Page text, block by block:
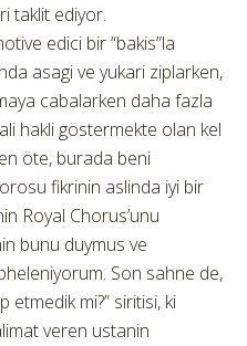
taklit ediyor.
edici bir “bakis”la
asagi ve yukari ziplarken,
cabalarken daha fazla
hakli göstermekte olan kel
öte, burada beni
fikrinin aslinda iyi bir
Royal Chorus’unu
bunu duymus ve
Son sahne de,
etmedik mi?” siritisi, ki
veren ustanin